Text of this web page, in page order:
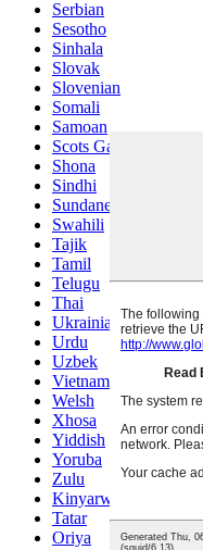
Serbian
Sesotho
Sinhala
Slovak
Slovenian
Somali
Samoan
Scots Gaelic
Shona
Sindhi
Sundanese
Swahili
Tajik
Tamil
Telugu
Thai
Ukrainian
Urdu
Uzbek
Vietnamese
Welsh
Xhosa
Yiddish
Yoruba
Zulu
Kinyarwanda
Tatar
Oriya